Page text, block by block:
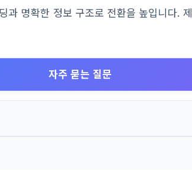
명확한 정보 구조로 전환을 높입니다.
자주 묻는 질문